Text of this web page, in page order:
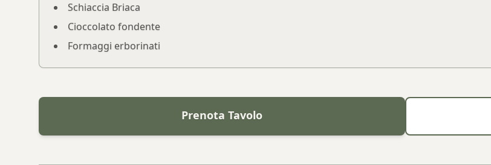
Schiaccia Briaca
Cioccolato fondente
Formaggi erborinati
Prenota Tavolo